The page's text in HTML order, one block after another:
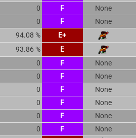
0 F None
0 F None
94.08 % E+
93.86 % E
0 F None
0 F None
0 F None
0 F None
0 F None
0 F None